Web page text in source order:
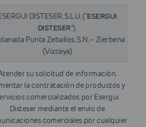
DISTESER, S.L.U. (“ESERGUI
DISTESER”).
Punta Zeballos, S.N. – Zierbena
(Vizcaya)
su solicitud de información.
la contratación de productos y
comercializados por Esergui
Disteser mediante el envío de
comerciales por cualquier